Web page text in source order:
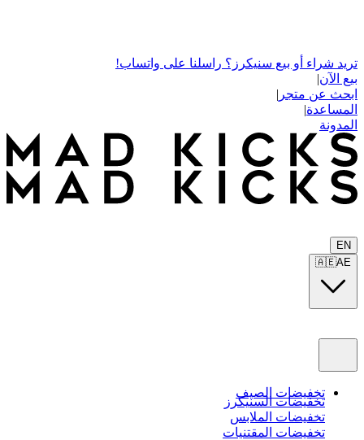
تريد شراء أو بيع سنيكرز؟ راسلنا على واتساب!
بيع الآن|
ابحث عن متجر |
المساعدة|
المدونة
EN
🇦🇪AE
تخفيضات الصيف
تخفيضات السنيكرز
تخفيضات الملابس
تخفيضات المقتنيات